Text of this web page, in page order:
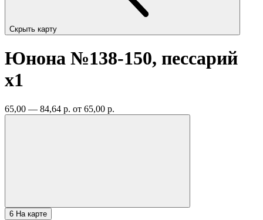
Скрыть карту
Юнона №138-150, пессарий
x1
65,00 — 84,64 р. от 65,00 р.
6 На карте